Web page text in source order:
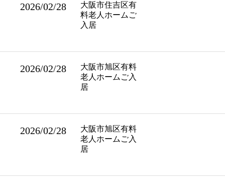
2026/02/28
大阪市住吉区有
料老人ホームご
入居
2026/02/28
大阪市旭区有料
老人ホームご入
居
2026/02/28
大阪市旭区有料
老人ホームご入
居